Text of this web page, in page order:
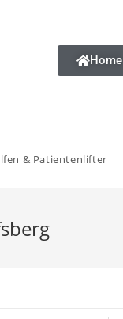
Home
& Patientenlifter